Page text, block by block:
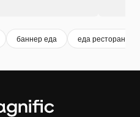
баннер еда еда ресторан